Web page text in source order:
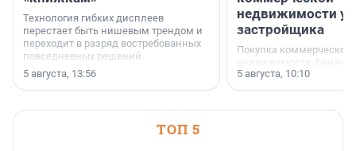
Технология гибких дисплеев
перестает быть нишевым трендом и
переходит в разряд востребованных
повседневных решений.
5 августа, 13:56
недвижимости у
застройщика
Покупка коммерческой
недвижимости
инструмент,
предпринимателей.
или готовый арендный
5 августа, 10:10
ТОП 5